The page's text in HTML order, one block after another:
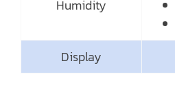
Humidity
Display